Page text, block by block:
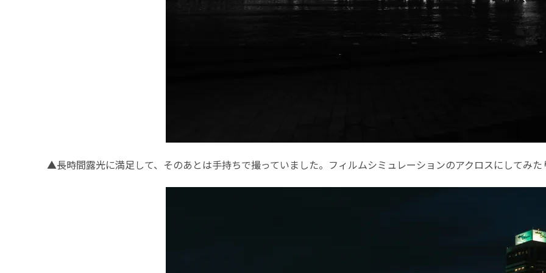
▲長時間露光に満足して、そのあとは手持ちで撮っていました。フィルムシミュレーションのアクロスにしてみた